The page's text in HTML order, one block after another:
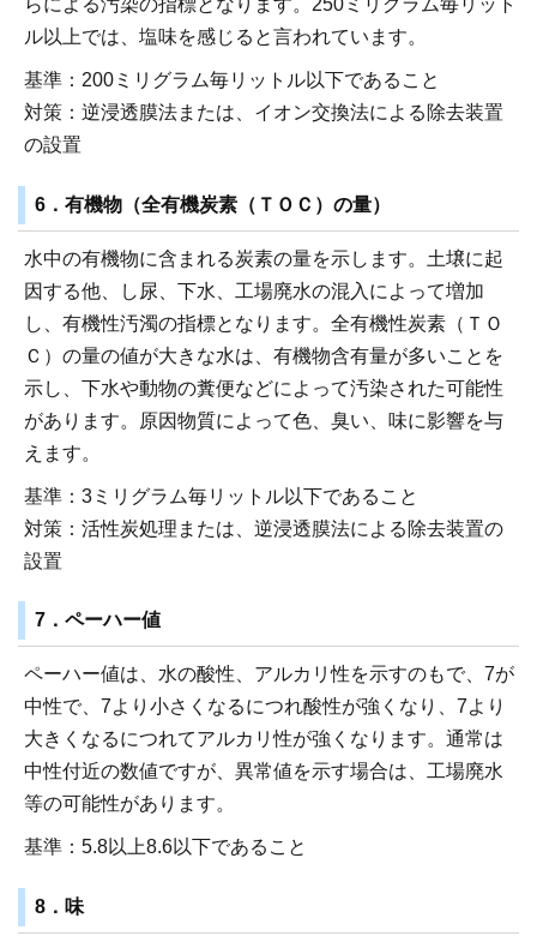
らによる汚染の指標となります。250ミリグラム毎リット
ル以上では、塩味を感じると言われています。
基準：200ミリグラム毎リットル以下であること
対策：逆浸透膜法または、イオン交換法による除去装置
の設置
6．有機物（全有機炭素（ＴＯＣ）の量）
水中の有機物に含まれる炭素の量を示します。土壌に起
因する他、し尿、下水、工場廃水の混入によって増加
し、有機性汚濁の指標となります。全有機性炭素（ＴＯ
Ｃ）の量の値が大きな水は、有機物含有量が多いことを
示し、下水や動物の糞便などによって汚染された可能性
があります。原因物質によって色、臭い、味に影響を与
えます。
基準：3ミリグラム毎リットル以下であること
対策：活性炭処理または、逆浸透膜法による除去装置の
設置
7．ペーハー値
ペーハー値は、水の酸性、アルカリ性を示すのもで、7が
中性で、7より小さくなるにつれ酸性が強くなり、7より
大きくなるにつれてアルカリ性が強くなります。通常は
中性付近の数値ですが、異常値を示す場合は、工場廃水
等の可能性があります。
基準：5.8以上8.6以下であること
8．味